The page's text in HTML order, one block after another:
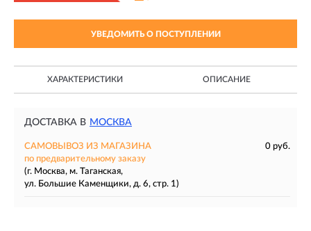
УВЕДОМИТЬ О ПОСТУПЛЕНИИ
ХАРАКТЕРИСТИКИ ОПИСАНИЕ
ДОСТАВКА В МОСКВА
САМОВЫВОЗ ИЗ МАГАЗИНА
0 руб.
по предварительному заказу
(г. Москва, м. Таганская,
ул. Большие Каменщики, д. 6, стр. 1)